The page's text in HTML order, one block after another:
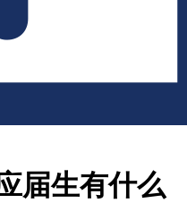
届生有什么